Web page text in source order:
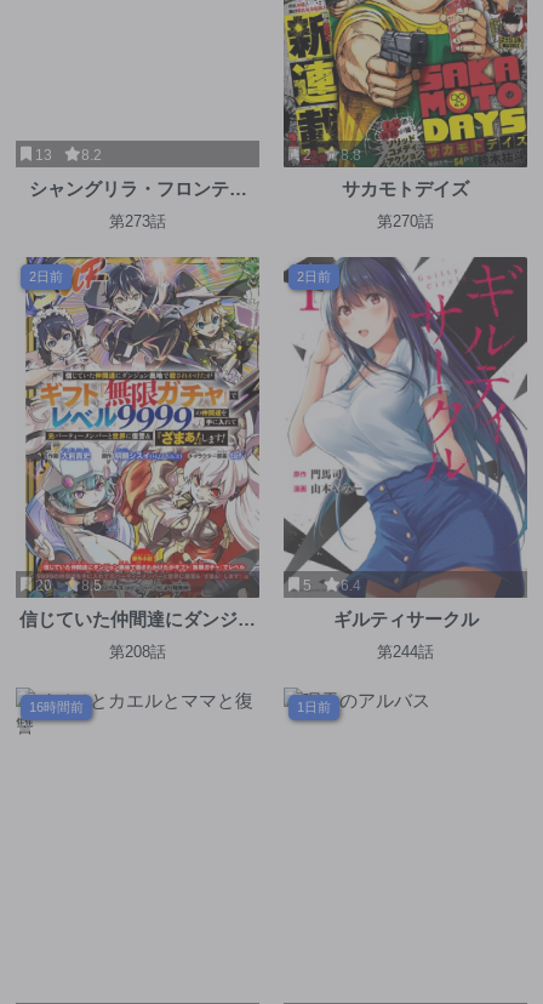
13 8.2
シャングリラ・フロンティ
ア〜クソゲーハンター、神ゲ
第273話
2 8.8
サカモトデイズ
第270話
2日前
20 8.5
信じていた仲間達にダンジョ
ン奥地で殺されかけたがギフ
9999の仲間達を手に入れて元
パーティーメンバーと世界に
復讐＆『ざまぁ！』します！
第208話
2日前
5 6.4
ギルティサークル
第244話
16時間前 1日前